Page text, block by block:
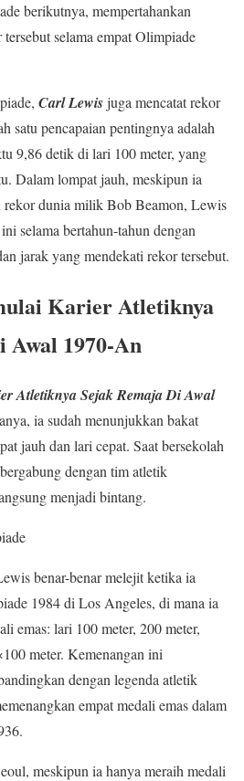
berikutnya, mempertahankan
selama empat Olimpiade
Carl Lewisjuga mencatat rekor
satu pencapaian pentingnya adalah
9,86 detik di lari 100 meter, yang
Dalam lompat jauh, meskipun ia
rekor dunia milik Bob Beamon, Lewis
selama bertahun-tahun dengan
jarak yang mendekati rekor tersebut.
Karier Atletiknya
Awal 1970-An
Atletiknya Sejak Remaja Di Awal
ia sudah menunjukkan bakat
jauh dan lari cepat. Saat bersekolah
dengan tim atletik
menjadi bintang.
benar-benar melejit ketika ia
1984 di Los Angeles, di mana ia
emas: lari 100 meter, 200 meter,
meter. Kemenangan ini
dengan legenda atletik
empat medali emas dalam
meskipun ia hanya meraih medali